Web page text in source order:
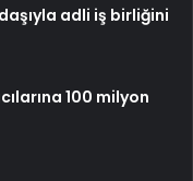
adli iş birliğini
100 milyon